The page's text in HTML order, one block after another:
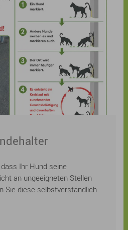
Ihr Hund seine
an ungeeigneten Stellen
Sie diese selbstverständlich.
Verhalten leisten Sie
einem sauberen und
Wohl aller.